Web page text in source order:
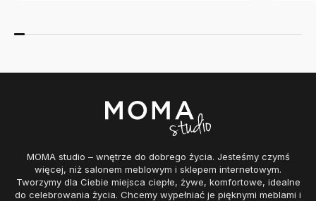
MOMA studio – wnętrze do dobrego życia. Jesteśmy czymś
więcej, niż salonem meblowym i sklepem internetowym.
Tworzymy dla Ciebie miejsca ciepłe, żywe, komfortowe, idealne
do celebrowania życia. Chcemy wypełniać je pięknymi meblami i